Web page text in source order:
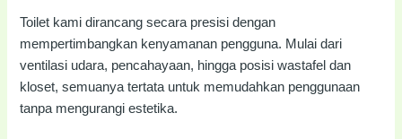
Toilet kami dirancang secara presisi dengan
mempertimbangkan kenyamanan pengguna. Mulai dari
ventilasi udara, pencahayaan, hingga posisi wastafel dan
kloset, semuanya tertata untuk memudahkan penggunaan
tanpa mengurangi estetika.